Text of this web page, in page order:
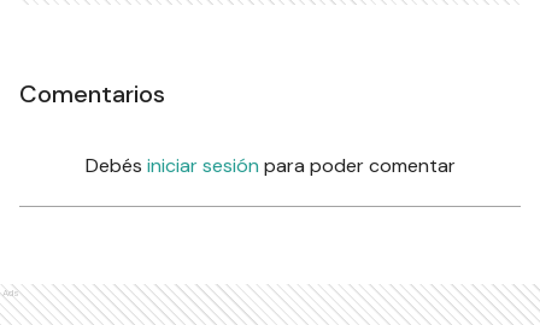
Comentarios
Debés iniciar sesión para poder comentar
Ads